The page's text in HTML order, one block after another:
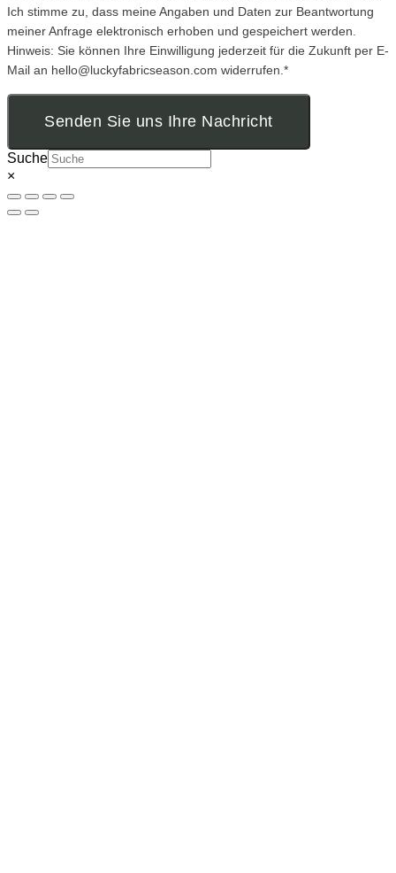
Ich stimme zu, dass meine Angaben und Daten zur Beantwortung
meiner Anfrage elektronisch erhoben und gespeichert werden.
Hinweis: Sie können Ihre Einwilligung jederzeit für die Zukunft per E-
Mail an hello@luckyfabricseason.com widerrufen.*
Senden Sie uns Ihre Nachricht
Suche
×